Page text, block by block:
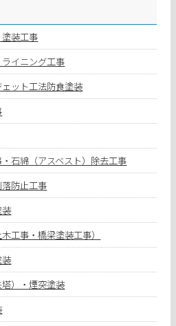
装工事
イニング工事
ット工法防食塗装
石綿（アスベスト）除去工事
防止工事
装
工事・橋梁塗装工事）
装
）・煙突塗装